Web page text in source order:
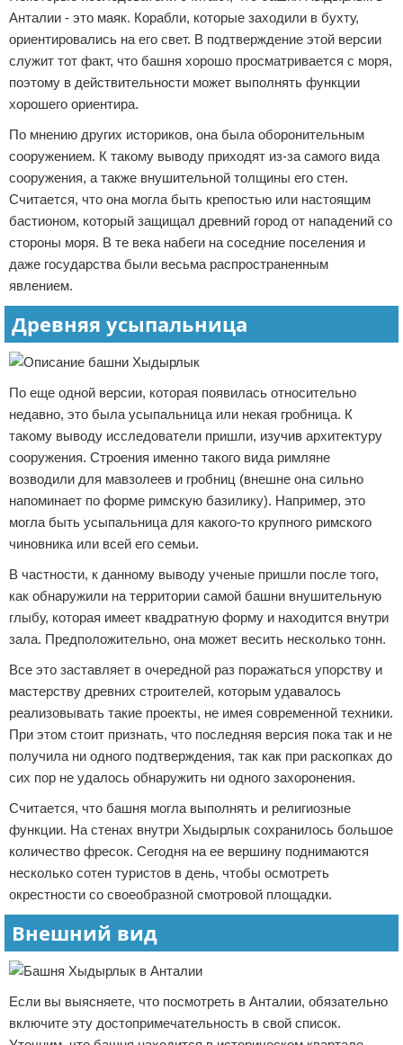
Анталии - это маяк. Корабли, которые заходили в бухту,
ориентировались на его свет. В подтверждение этой версии
служит тот факт, что башня хорошо просматривается с моря,
поэтому в действительности может выполнять функции
хорошего ориентира.
По мнению других историков, она была оборонительным
сооружением. К такому выводу приходят из-за самого вида
сооружения, а также внушительной толщины его стен.
Считается, что она могла быть крепостью или настоящим
бастионом, который защищал древний город от нападений со
стороны моря. В те века набеги на соседние поселения и
даже государства были весьма распространенным
явлением.
Древняя усыпальница
По еще одной версии, которая появилась относительно
недавно, это была усыпальница или некая гробница. К
такому выводу исследователи пришли, изучив архитектуру
сооружения. Строения именно такого вида римляне
возводили для мавзолеев и гробниц (внешне она сильно
напоминает по форме римскую базилику). Например, это
могла быть усыпальница для какого-то крупного римского
чиновника или всей его семьи.
В частности, к данному выводу ученые пришли после того,
как обнаружили на территории самой башни внушительную
глыбу, которая имеет квадратную форму и находится внутри
зала. Предположительно, она может весить несколько тонн.
Все это заставляет в очередной раз поражаться упорству и
мастерству древних строителей, которым удавалось
реализовывать такие проекты, не имея современной техники.
При этом стоит признать, что последняя версия пока так и не
получила ни одного подтверждения, так как при раскопках до
сих пор не удалось обнаружить ни одного захоронения.
Считается, что башня могла выполнять и религиозные
функции. На стенах внутри Хыдырлык сохранилось большое
количество фресок. Сегодня на ее вершину поднимаются
несколько сотен туристов в день, чтобы осмотреть
окрестности со своеобразной смотровой площадки.
Внешний вид
Если вы выясняете, что посмотреть в Анталии, обязательно
включите эту достопримечательность в свой список.